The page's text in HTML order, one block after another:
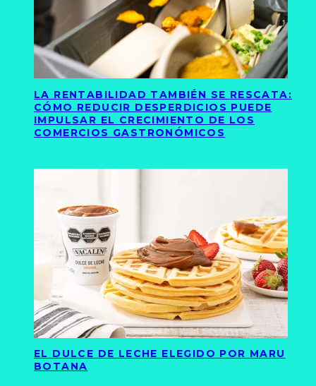
LA RENTABILIDAD TAMBIÉN SE RESCATA:
CÓMO REDUCIR DESPERDICIOS PUEDE
IMPULSAR EL CRECIMIENTO DE LOS
COMERCIOS GASTRONÓMICOS
EL DULCE DE LECHE ELEGIDO POR MARU
BOTANA